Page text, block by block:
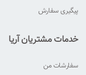
پیگیری سفارش
خدمات مشتریان آریا
سفارشات من